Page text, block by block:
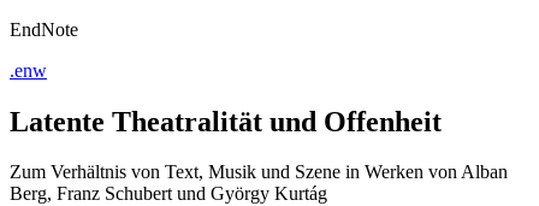
EndNote
.enw
Latente Theatralität und Offenheit
Zum Verhältnis von Text, Musik und Szene in Werken von Alban
Berg, Franz Schubert und György Kurtág